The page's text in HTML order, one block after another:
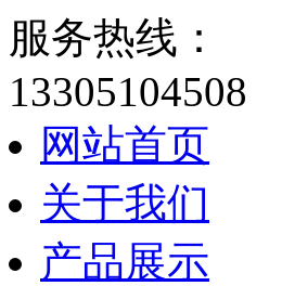
服务热线：
13305104508
网站首页
关于我们
产品展示